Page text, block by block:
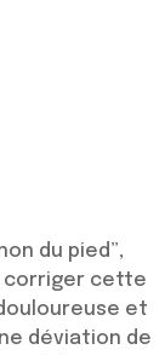
du pied”,
corriger cette
et
déviation de